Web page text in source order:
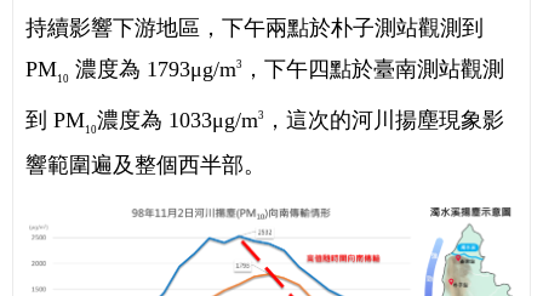
持續影響下游地區，下午兩點於朴子測站觀測到
PM10 濃度為 1793μg/m3 ，下午四點於臺南測站觀測
到 PM10濃度為 1033μg/m3
，這次的河川揚塵現象影
響範圍遍及整個西半部。